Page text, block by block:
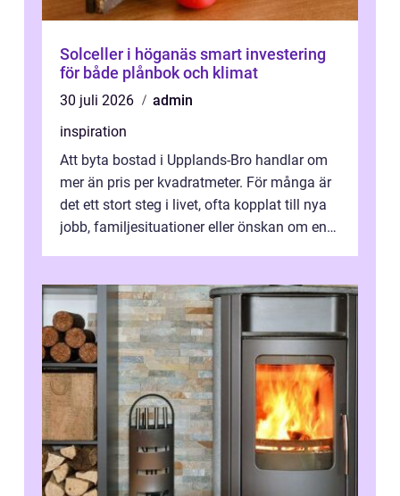
Solceller i höganäs smart investering
för både plånbok och klimat
30 juli 2026
admin
inspiration
Att byta bostad i Upplands-Bro handlar om
mer än pris per kvadratmeter. För många är
det ett stort steg i livet, ofta kopplat till nya
jobb, familjesituationer eller önskan om en